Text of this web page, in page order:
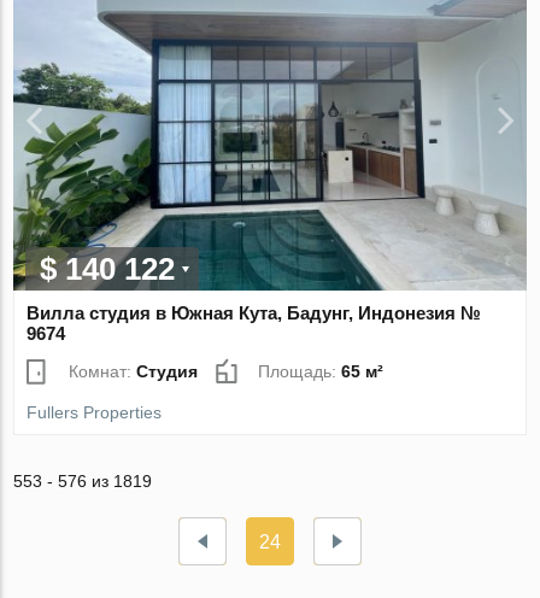
$ 140 122
Вилла студия в Южная Кута, Бадунг, Индонезия №
9674
Комнат:Студия Площадь:65 м²
Fullers Properties
553 - 576 из 1819
24